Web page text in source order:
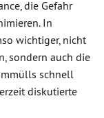
die Gefahr
In
wichtiger, nicht
sondern auch die
schnell
diskutierte